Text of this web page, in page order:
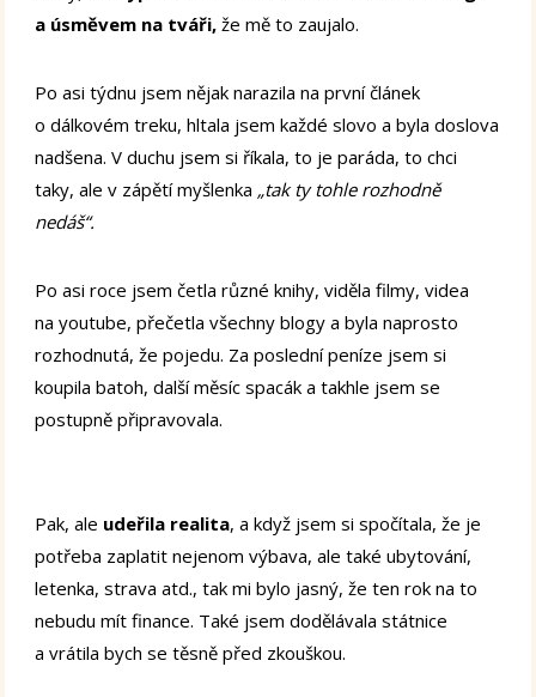
a úsměvem na tváři, že mě to zaujalo.
Po asi týdnu jsem nějak narazila na první článek
o dálkovém treku, hltala jsem každé slovo a byla doslova
nadšena. V duchu jsem si říkala, to je paráda, to chci
taky, ale v zápětí myšlenka „tak ty tohle rozhodně
nedáš“.
Po asi roce jsem četla různé knihy, viděla filmy, videa
na youtube, přečetla všechny blogy a byla naprosto
rozhodnutá, že pojedu. Za poslední peníze jsem si
koupila batoh, další měsíc spacák a takhle jsem se
postupně připravovala.
Pak, ale udeřila realita, a když jsem si spočítala, že je
potřeba zaplatit nejenom výbava, ale také ubytování,
letenka, strava atd., tak mi bylo jasný, že ten rok na to
nebudu mít finance. Také jsem dodělávala státnice
a vrátila bych se těsně před zkouškou.